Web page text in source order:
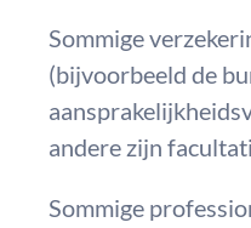
Sommige
(bijvoorbeeld de
andere zijn
Sommige